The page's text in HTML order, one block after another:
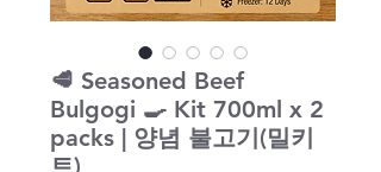
​🥩 Seasoned Beef
Bulgogi 🍳 Kit 700ml x 2
packs | 양념 불고기(밀키
트)